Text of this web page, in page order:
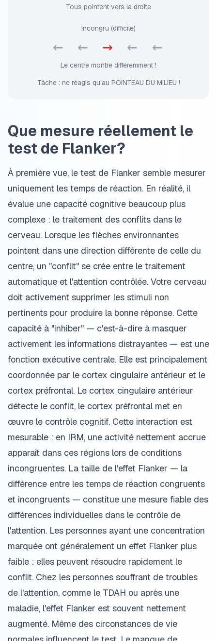
Tous pointent vers la droite
Incongru (difficile)
← ← → ← ←
Le centre montre différemment !
Tâche : ne réagis qu'au POINTEAU DU MILIEU !
Que mesure réellement le
test de Flanker?
À première vue, le test de Flanker semble mesurer
uniquement les temps de réaction. En réalité, il
évalue une capacité cognitive beaucoup plus
complexe : le traitement des conflits dans le
cerveau. Lorsque les flèches environnantes
pointent dans une direction différente de celle du
centre, un "conflit" se crée entre le traitement
automatique et l'attention contrôlée. Votre cerveau
doit activement supprimer les stimuli non
pertinents pour produire la bonne réponse. Cette
capacité à "inhiber" — c'est-à-dire à masquer
activement les informations distrayantes — est une
fonction exécutive centrale. Elle est principalement
coordonnée par le cortex cingulaire antérieur et le
cortex préfrontal. Le cortex cingulaire antérieur
détecte le conflit, le cortex préfrontal met en
œuvre le contrôle cognitif. Cette interaction est
mesurable : en IRM, une activité nettement accrue
apparaît dans ces régions lors de conditions
incongruentes. La taille de l'effet Flanker — la
différence entre les temps de réaction congruents
et incongruents — constitue une mesure fiable des
différences individuelles dans le contrôle de
l'attention. Les personnes ayant une concentration
marquée ont généralement un effet Flanker plus
faible : elles peuvent résoudre rapidement le
conflit. Chez les personnes souffrant de troubles
de l'attention, comme le TDAH ou après une
maladie, l'effet Flanker est souvent nettement
augmenté. Même des circonstances de vie